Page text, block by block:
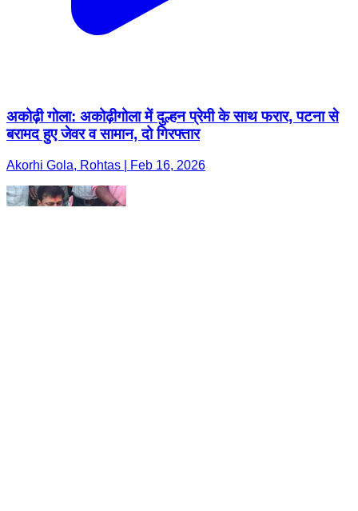
अकोढ़ी गोला: अकोढ़ीगोला में दुल्हन प्रेमी के साथ फरार, पटना से
बरामद हुए जेवर व सामान, दो गिरफ्तार
Akorhi Gola, Rohtas | Feb 16, 2026